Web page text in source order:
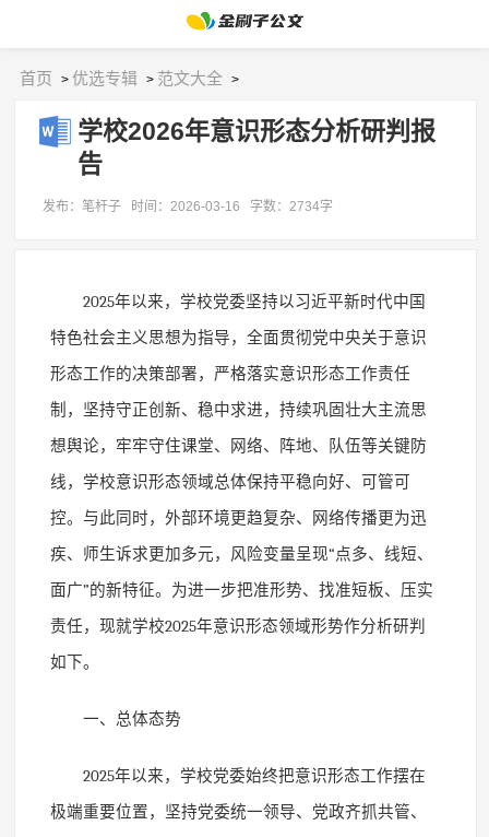
首页 >优选专辑 > 范文大全 >
学校2026年意识形态分析研判报
告
发布：笔杆子 时间：2026-03-16 字数：2734字
2025年以来，学校党委坚持以习近平新时代中国
特色社会主义思想为指导，全面贯彻党中央关于意识
形态工作的决策部署，严格落实意识形态工作责任
制，坚持守正创新、稳中求进，持续巩固壮大主流思
想舆论，牢牢守住课堂、网络、阵地、队伍等关键防
线，学校意识形态领域总体保持平稳向好、可管可
控。与此同时，外部环境更趋复杂、网络传播更为迅
疾、师生诉求更加多元，风险变量呈现“点多、线短、
面广”的新特征。为进一步把准形势、找准短板、压实
责任，现就学校2025年意识形态领域形势作分析研判
如下。
一、总体态势
2025年以来，学校党委始终把意识形态工作摆在
极端重要位置，坚持党委统一领导、党政齐抓共管、